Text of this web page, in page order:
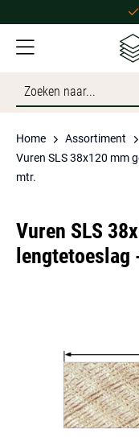
Home Assortiment
Vuren SLS 38x120 mm
mtr.
Vuren SLS
lengtetoeslag